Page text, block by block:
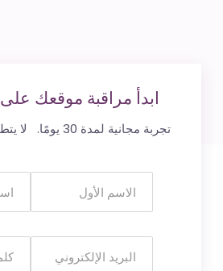
ابدأ مراقبة موقعك على
تجربة مجانية لمدة 30 يومًا. لا يتطلب بطاقة ائتمان.